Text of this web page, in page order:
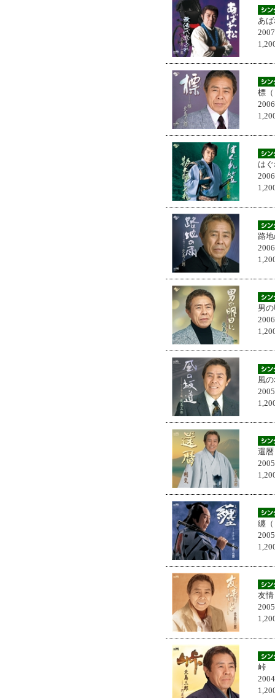
あ
標
は
路
男
風
還暦
纏
友
峠